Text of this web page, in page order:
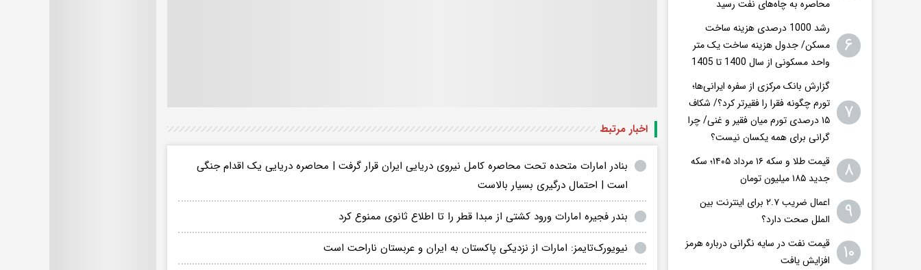
اخبار مرتبط
بنادر امارات متحده تحت محاصره کامل نیروی دریایی ایران قرار گرفت | محاصره دریایی یک اقدام جنگی
است | احتمال درگیری بسیار بالاست
بندر فجیره امارات ورود کشتی از مبدا قطر را تا اطلاع ثانوی ممنوع کرد
نیویورک‌تایمز: امارات از نزدیکی پاکستان به ایران و عربستان ناراحت است
محاصره به چاه‌های نفت رسید
۶
رشد 1000 درصدی هزینه ساخت
مسکن/ جدول هزینه ساخت یک متر
واحد مسکونی از سال 1400 تا 1405
۷
گزارش بانک مرکزی از سفره ایرانی‌ها؛
تورم چگونه فقرا را فقیرتر کرد؟/ شکاف
۱۵ درصدی تورم میان فقیر و غنی/ چرا
گرانی برای همه یکسان نیست؟
۸
قیمت طلا و سکه ۱۶ مرداد ۱۴۰۵؛ سکه
جدید ١٨۵ میلیون تومان
۹
اعمال ضریب ۲.۷ برای اینترنت بین
الملل صحت دارد؟
۱۰
قیمت نفت در سایه نگرانی درباره هرمز
افزایش یافت